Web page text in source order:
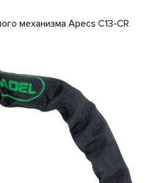
механизма Apecs C13-CR